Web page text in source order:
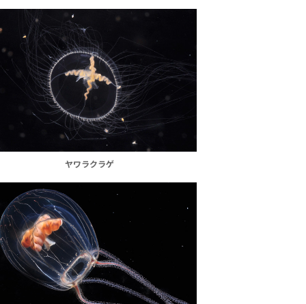
ヤワラクラゲ